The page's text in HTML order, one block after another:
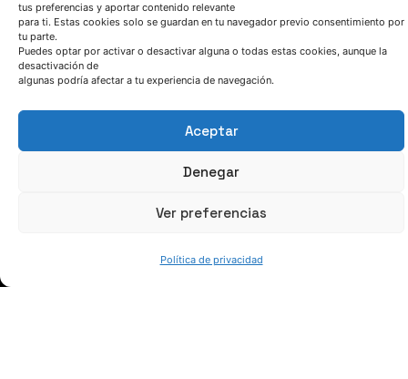
tus preferencias y aportar contenido relevante
para ti. Estas cookies solo se guardan en tu navegador previo consentimiento por
tu parte.
Puedes optar por activar o desactivar alguna o todas estas cookies, aunque la
desactivación de
algunas podría afectar a tu experiencia de navegación.
Aceptar
Denegar
Ver preferencias
Política de privacidad
Proyecto completado 100 %